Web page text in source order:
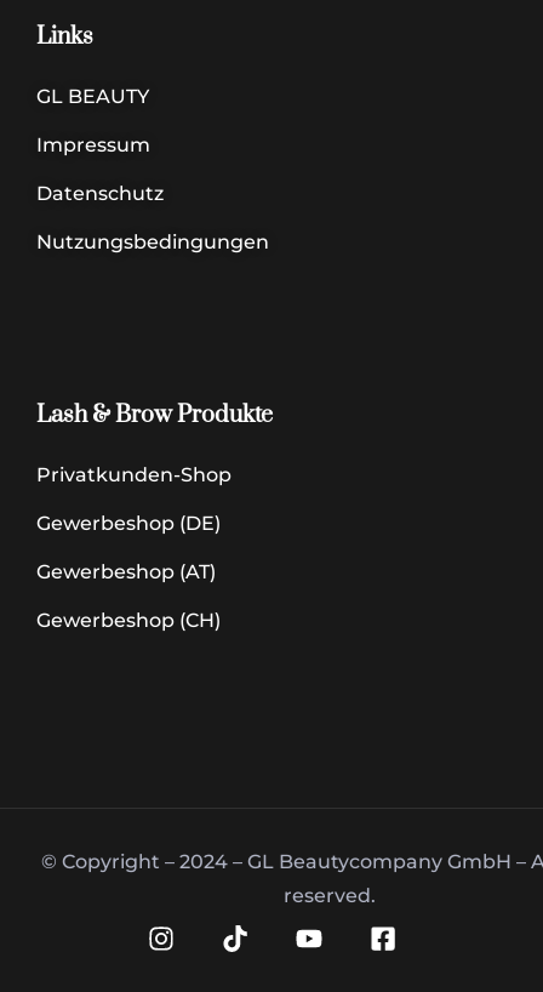
Links
GL BEAUTY
Impressum
Datenschutz
Nutzungsbedingungen
Lash & Brow Produkte
Privatkunden-Shop
Gewerbeshop (DE)
Gewerbeshop (AT)
Gewerbeshop (CH)
© Copyright – 2024 – GL Beautycompany GmbH –
reserved.